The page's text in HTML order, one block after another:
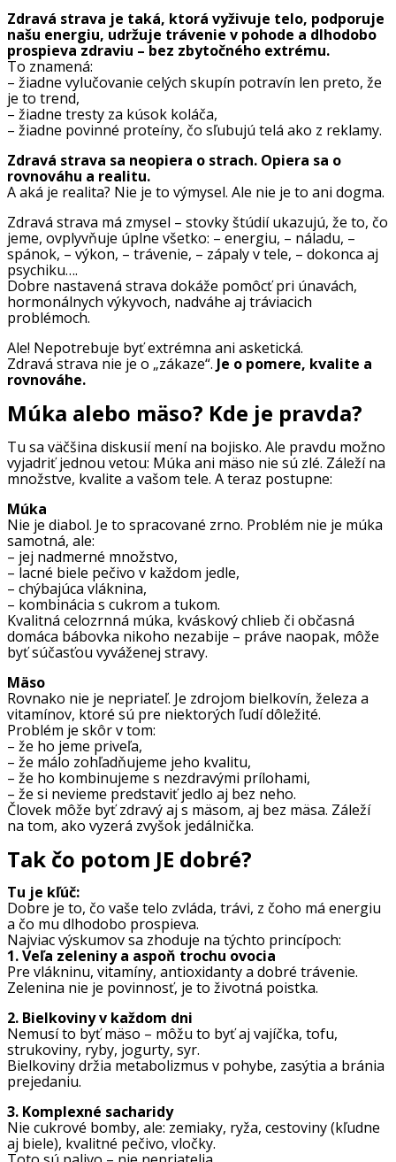
Zdravá strava je taká, ktorá vyživuje telo, podporuje
našu energiu, udržuje trávenie v pohode a dlhodobo
prospieva zdraviu – bez zbytočného extrému.
To znamená:
– žiadne vylučovanie celých skupín potravín len preto, že
je to trend,
– žiadne tresty za kúsok koláča,
– žiadne povinné proteíny, čo sľubujú telá ako z reklamy.
Zdravá strava sa neopiera o strach. Opiera sa o
rovnováhu a realitu.
A aká je realita? Nie je to výmysel. Ale nie je to ani dogma.
Zdravá strava má zmysel – stovky štúdií ukazujú, že to, čo
jeme, ovplyvňuje úplne všetko: – energiu, – náladu, –
spánok, – výkon, – trávenie, – zápaly v tele, – dokonca aj
psychiku….
Dobre nastavená strava dokáže pomôcť pri únavách,
hormonálnych výkyvoch, nadváhe aj tráviacich
problémoch.
Ale! Nepotrebuje byť extrémna ani asketická.
Zdravá strava nie je o „zákaze“. Je o pomere, kvalite a
rovnováhe.
Múka alebo mäso? Kde je pravda?
Tu sa väčšina diskusií mení na bojisko. Ale pravdu možno
vyjadriť jednou vetou: Múka ani mäso nie sú zlé. Záleží na
množstve, kvalite a vašom tele. A teraz postupne:
Múka
Nie je diabol. Je to spracované zrno. Problém nie je múka
samotná, ale:
– jej nadmerné množstvo,
– lacné biele pečivo v každom jedle,
– chýbajúca vláknina,
– kombinácia s cukrom a tukom.
Kvalitná celozrnná múka, kváskový chlieb či občasná
domáca bábovka nikoho nezabije – práve naopak, môže
byť súčasťou vyváženej stravy.
Mäso
Rovnako nie je nepriateľ. Je zdrojom bielkovín, železa a
vitamínov, ktoré sú pre niektorých ľudí dôležité.
Problém je skôr v tom:
– že ho jeme priveľa,
– že málo zohľadňujeme jeho kvalitu,
– že ho kombinujeme s nezdravými prílohami,
– že si nevieme predstaviť jedlo aj bez neho.
Človek môže byť zdravý aj s mäsom, aj bez mäsa. Záleží
na tom, ako vyzerá zvyšok jedálnička.
Tak čo potom JE dobré?
Tu je kľúč:
Dobre je to, čo vaše telo zvláda, trávi, z čoho má energiu
a čo mu dlhodobo prospieva.
Najviac výskumov sa zhoduje na týchto princípoch:
1. Veľa zeleniny a aspoň trochu ovocia
Pre vlákninu, vitamíny, antioxidanty a dobré trávenie.
Zelenina nie je povinnosť, je to životná poistka.
2. Bielkoviny v každom dni
Nemusí to byť mäso – môžu to byť aj vajíčka, tofu,
strukoviny, ryby, jogurty, syr.
Bielkoviny držia metabolizmus v pohybe, zasýtia a bránia
prejedaniu.
3. Komplexné sacharidy
Nie cukrové bomby, ale: zemiaky, ryža, cestoviny (kľudne
aj biele), kvalitné pečivo, vločky.